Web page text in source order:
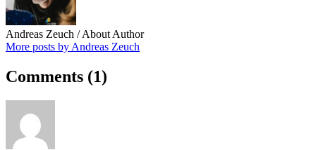
Andreas Zeuch / About Author
More posts by Andreas Zeuch
Comments (1)